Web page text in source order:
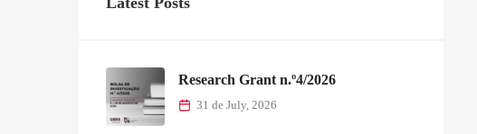
Research Grant n.º4/2026
31 de July, 2026